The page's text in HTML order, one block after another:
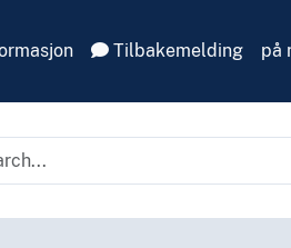
Tilbakemelding på